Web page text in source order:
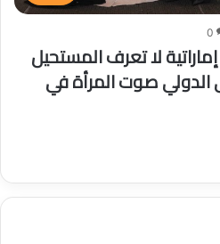
0
لا تعرف المستحيل
الدولي صوت المرأة في